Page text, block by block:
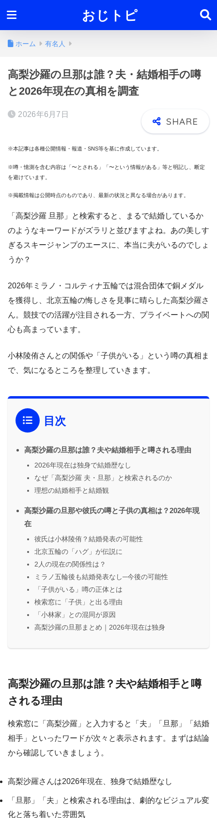
おじトピ
ホーム 有名人
高梨沙羅の旦那は誰？夫・結婚相手の噂
と2026年現在の真相を調査
2026年6月7日
※本記事は各種公開情報・報道・SNS等を基に作成しています。
※噂・憶測を含む内容は「〜とされる」「〜という情報がある」等と明記し、断定
を避けています。
※掲載情報は公開時点のものであり、最新の状況と異なる場合があります。
「高梨沙羅 旦那」と検索すると、まるで結婚しているか
のようなキーワードがズラリと並びますよね。あの美しす
ぎるスキージャンプのエースに、本当に夫がいるのでしょ
うか？
2026年ミラノ・コルティナ五輪では混合団体で銅メダル
を獲得し、北京五輪の悔しさを見事に晴らした高梨沙羅さ
ん。競技での活躍が注目される一方、プライベートへの関
心も高まっています。
小林陵侑さんとの関係や「子供がいる」という噂の真相ま
で、気になるところを整理していきます。
目次
高梨沙羅の旦那は誰？夫や結婚相手と噂される理由
2026年現在は独身で結婚歴なし
なぜ「高梨沙羅 夫・旦那」と検索されるのか
理想の結婚相手と結婚観
高梨沙羅の旦那や彼氏の噂と子供の真相は？2026年現
在
彼氏は小林陵侑？結婚発表の可能性
北京五輪の「ハグ」が伝説に
2人の現在の関係性は？
ミラノ五輪後も結婚発表なし─今後の可能性
「子供がいる」噂の正体とは
検索窓に「子供」と出る理由
「小林家」との混同が原因
高梨沙羅の旦那まとめ｜2026年現在は独身
高梨沙羅の旦那は誰？夫や結婚相手と噂
される理由
検索窓に「高梨沙羅」と入力すると「夫」「旦那」「結婚
相手」といったワードが次々と表示されます。まずは結論
から確認していきましょう。
高梨沙羅さんは2026年現在、独身で結婚歴なし
「旦那」「夫」と検索される理由は、劇的なビジュアル変
化と落ち着いた雰囲気